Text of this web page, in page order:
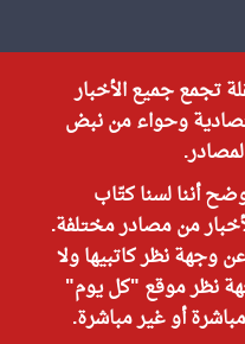
تجمع جميع الأخبار
وحواء من نبض
أننا لسنا كتّاب
من مصادر مختلفة.
وجهة نظر كاتبيها ولا
نظر موقع "كل يوم"
أو غير مباشرة.